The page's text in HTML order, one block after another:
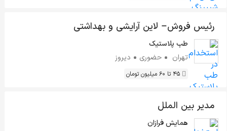
رئیس فروش– لاین آرایشی و بهداشتی
طب پلاستیک
تهران
حضوری دیروز
45 تا 60 میلیون تومان
مدیر بین الملل
همایش فرازان